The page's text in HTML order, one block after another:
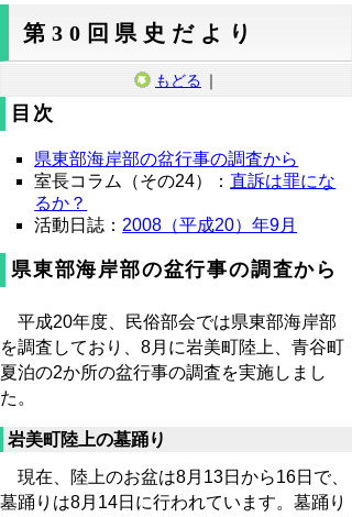
第30回県史だより
もどる ｜
目次
県東部海岸部の盆行事の調査から
室長コラム（その24）：直訴は罪にな
るか？
活動日誌： 2008（平成20）年9月
県東部海岸部の盆行事の調査から
平成20年度、民俗部会では県東部海岸部
を調査しており、8月に岩美町陸上、青谷町
夏泊の2か所の盆行事の調査を実施しまし
た。
岩美町陸上の墓踊り
現在、陸上のお盆は8月13日から16日で、
墓踊りは8月14日に行われています。墓踊り